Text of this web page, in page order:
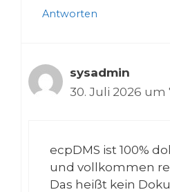
Antworten
sysadmin
30. Juli 2026 um
ecpDMS ist 100%
und vollkommen
Das heißt kein